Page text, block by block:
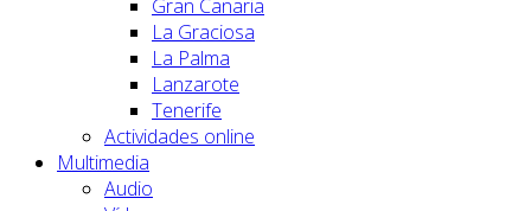
Gran Canaria
La Graciosa
La Palma
Lanzarote
Tenerife
Actividades online
Multimedia
Audio